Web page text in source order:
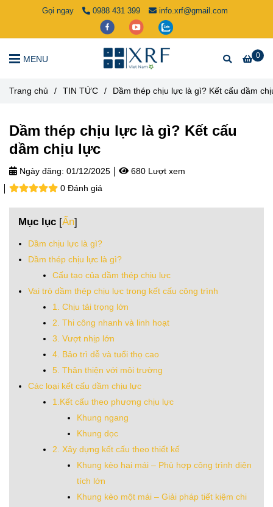
Gọi ngay 0988 431 399 info.xrf@gmail.com
0
MENU
Trang chủ / TIN TỨC / Dầm thép chịu lực là gì? Kết cấu dầm
Dầm thép chịu lực là gì? Kết cấu
dầm chịu lực
Ngày đăng: 01/12/2025
680 Lượt xem
0 Đánh giá
Mục lục [Ẩn]
Dầm chịu lực là gì?
Dầm thép chịu lực là gì?
Cấu tạo của dầm thép chịu lực
Vai trò dầm thép chịu lực trong kết cấu công trình
1. Chịu tải trọng lớn
2. Thi công nhanh và linh hoạt
3. Vượt nhịp lớn
4. Bảo trì dễ và tuổi thọ cao
5. Thân thiện với môi trường
Các loại kết cấu dầm chịu lực
1.Kết cấu theo phương chịu lực
Khung ngang
Khung dọc
2. Xây dựng kết cấu theo thiết kế
Khung kèo hai mái – Phù hợp công trình diện
tích lớn
Khung kèo một mái – Giải pháp tiết kiệm chi